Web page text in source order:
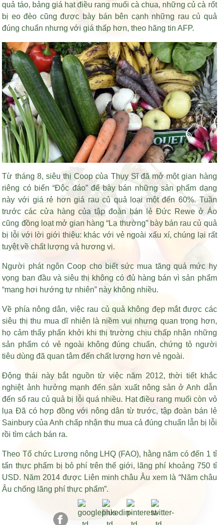
quả táo, bảng giá hạt điều rang muối cà chua, những củ cà rốt
bị eo đèo cũng được bày bán bên cạnh những rau củ quả
đúng chuẩn nhưng với giá thấp hơn, theo hãng tin AFP.
Từ tháng 8, siêu thị Coop của Thụy Sĩ đã mở một gian hàng
riêng có biển “Độc đáo” để bày bán những sản phẩm dạng
này với giá rẻ hơn giá rau củ quả loại một đến 60%. Tuần
trước các cửa hàng của tập đoàn bán lẻ Đức Rewe ở Áo
cũng đồng loạt mở gian hàng “Lạ thường” bày bán rau củ quả
bị lỗi với lời giới thiệu: khác với vẻ ngoài xấu xí, chúng lại rất
tuyệt về chất lượng và hương vị.
Người phát ngôn Coop cho biết sức mua tăng quá mức hy
vọng ban đầu và siêu thị không có đủ hàng bán vì sản phẩm
“mang hơi hướng tự nhiên” này không nhiều.
Về phía nông dân, việc rau củ quả không đẹp mắt được các
siêu thị thu mua dĩ nhiên là niềm vui nhưng quan trọng hơn,
họ cảm thấy phấn khởi khi thị trường chịu chấp nhận những
sản phẩm có vẻ ngoài không đúng chuẩn, chứng tỏ người
tiêu dùng đã quan tâm đến chất lượng hơn vẻ ngoài.
Động thái này bắt nguồn từ việc năm 2012, thời tiết khắc
nghiệt ảnh hưởng mạnh đến sản xuất nông sản ở Anh dẫn
đến số rau củ quả bị lỗi quá nhiều. Hạt điều rang muối còn vỏ
lụa Đã có hợp đồng với nông dân từ trước, tập đoàn bán lẻ
Sainbury của Anh chấp nhận thu mua cả đúng chuẩn lẫn bị lỗi
rồi tìm cách bán ra.
Theo Tổ chức Lương nông LHQ (FAO), hằng năm có đến 1 tỉ
tấn thực phẩm bị bỏ phí trên thế giới, lãng phí khoảng 750 tỉ
USD. Năm 2014 được Liên minh châu Âu xem là “Năm châu
Âu chống lãng phí thực phẩm”.